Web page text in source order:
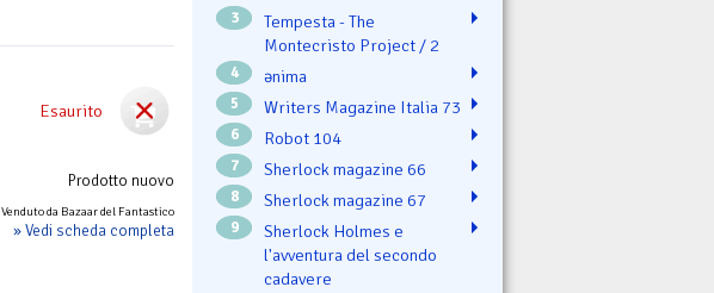
Esaurito
Prodotto nuovo
Venduto da Bazaar del Fantastico
» Vedi scheda completa
3
Tempesta - The
Montecristo Project / 2
4 ənima
5 Writers Magazine Italia 73
6 Robot 104
7 Sherlock magazine 66
8 Sherlock magazine 67
9
Sherlock Holmes e
l'avventura del secondo
cadavere